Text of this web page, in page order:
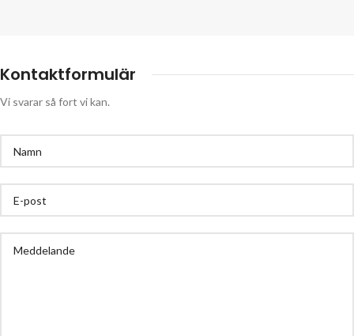
Kontaktformulär
Vi svarar så fort vi kan.